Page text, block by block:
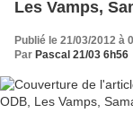
Les Vamps,
Publié le 21/03/2012 à
Par Pascal 21/03 6h56